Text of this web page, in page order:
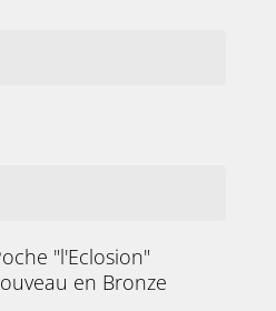
"l'Eclosion"
en Bronze